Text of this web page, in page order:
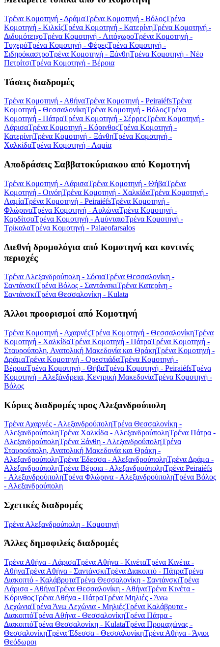
Τρένα Κομοτηνή - ΔράμαΤρένα Κομοτηνή - ΒόλοςΤρένα
Κομοτηνή - ΚιλκίςΤρένα Κομοτηνή - ΚατερίνηΤρένα Κομοτηνή -
ΔιδυμότειχοΤρένα Κομοτηνή - ΛιτόχωροΤρένα Κομοτηνή -
ΤυχερόΤρένα Κομοτηνή - ΦέρεςΤρένα Κομοτηνή -
ΣιδηρόκαστροΤρένα Κομοτηνή - ΞάνθηΤρένα Κομοτηνή - Νέο
ΠετρίτσιΤρένα Κομοτηνή - Βέροια
Τάσεις διαδρομές
Τρένα Κομοτηνή - ΑθήναΤρένα Κομοτηνή - PeiraiéfsΤρένα
Κομοτηνή - ΘεσσαλονίκηΤρένα Κομοτηνή - ΒόλοςΤρένα
Κομοτηνή - ΠάτραΤρένα Κομοτηνή - ΣέρρεςΤρένα Κομοτηνή -
ΛάρισαΤρένα Κομοτηνή - ΚόρινθοςΤρένα Κομοτηνή -
ΚατερίνηΤρένα Κομοτηνή - ΞάνθηΤρένα Κομοτηνή -
ΧαλκίδαΤρένα Κομοτηνή - Λαμία
Αποδράσεις Σαββατοκύριακου από Κομοτηνή
Τρένα Κομοτηνή - ΛάρισαΤρένα Κομοτηνή - ΘήβαΤρένα
Κομοτηνή - ΟινόηΤρένα Κομοτηνή - ΧαλκίδαΤρένα Κομοτηνή -
ΛαμίαΤρένα Κομοτηνή - PeiraiéfsΤρένα Κομοτηνή -
ΦλώριναΤρένα Κομοτηνή - ΑυλώναΤρένα Κομοτηνή -
ΚαρδίτσαΤρένα Κομοτηνή - ΑμύνταιοΤρένα Κομοτηνή -
ΤρίκαλαΤρένα Κομοτηνή - Palaeofarsalos
Διεθνή δρομολόγια από Κομοτηνή και κοντινές
περιοχές
Τρένα Αλεξανδρούπολη - ΣόφιαΤρένα Θεσσαλονίκη -
ΣαντάνσκιΤρένα Βόλος - ΣαντάνσκιΤρένα Κατερίνη -
ΣαντάνσκιΤρένα Θεσσαλονίκη - Kulata
Άλλοι προορισμοί από Κομοτηνή
Τρένα Κομοτηνή - ΑχαρνέςΤρένα Κομοτηνή - ΘεσσαλονίκηΤρένα
Κομοτηνή - ΧαλκίδαΤρένα Κομοτηνή - ΠάτραΤρένα Κομοτηνή -
Σταυρούπολη, Ανατολική Μακεδονία και ΘράκηΤρένα Κομοτηνή -
ΔράμαΤρένα Κομοτηνή - ΟρεστιάδαΤρένα Κομοτηνή -
ΒέροιαΤρένα Κομοτηνή - ΘήβαΤρένα Κομοτηνή - PeiraiéfsΤρένα
Κομοτηνή - Αλεξάνδρεια, Κεντρική ΜακεδονίαΤρένα Κομοτηνή -
Βόλος
Κύριες διαδρομές προς Αλεξανδρούπολη
Τρένα Αχαρνές - ΑλεξανδρούποληΤρένα Θεσσαλονίκη -
ΑλεξανδρούποληΤρένα Χαλκίδα - ΑλεξανδρούποληΤρένα Πάτρα -
ΑλεξανδρούποληΤρένα Ξάνθη - ΑλεξανδρούποληΤρένα
Σταυρούπολη, Ανατολική Μακεδονία και Θράκη -
ΑλεξανδρούποληΤρένα Έδεσσα - ΑλεξανδρούποληΤρένα Δράμα -
ΑλεξανδρούποληΤρένα Βέροια - ΑλεξανδρούποληΤρένα Peiraiéfs
- ΑλεξανδρούποληΤρένα Φλώρινα - ΑλεξανδρούποληΤρένα Βόλος
- Αλεξανδρούπολη
Σχετικές διαδρομές
Τρένα Αλεξανδρούπολη - Κομοτηνή
Άλλες δημοφιλείς διαδρομές
Τρένα Αθήνα - ΛάρισαΤρένα Αθήνα - ΚινέταΤρένα Κινέτα -
ΑθήναΤρένα Αθήνα - ΣαντάνσκιΤρένα Διακοπτό - ΠάτραΤρένα
Διακοπτό - ΚαλάβρυταΤρένα Θεσσαλονίκη - ΣαντάνσκιΤρένα
Λάρισα - ΑθήναΤρένα Θεσσαλονίκη - ΑθήναΤρένα Κινέτα -
ΚόρινθοςΤρένα Αθήνα - ΠάτραΤρένα Μηλιές - Άνω
ΛεχώνιαΤρένα Άνω Λεχώνια - ΜηλιέςΤρένα Καλάβρυτα -
ΔιακοπτόΤρένα Αθήνα - ΘεσσαλονίκηΤρένα Πάτρα -
ΔιακοπτόΤρένα Θεσσαλονίκη - KulataΤρένα Προμαχώνας -
ΘεσσαλονίκηΤρένα Έδεσσα - ΘεσσαλονίκηΤρένα Αθήνα - Άγιοι
Θεόδωροι